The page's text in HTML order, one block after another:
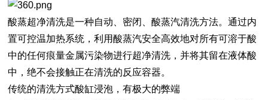
酸蒸超净清洗是一种自动、密闭、酸蒸汽清洗方法。通过内
置可控温加热系统，利用酸蒸汽安全高效地对所有可溶于酸
中的任何痕量金属污染物进行超净清洗，并将其留在液体酸
中，绝不会接触正在清洗的反应容器。
传统的清洗方式酸缸浸泡，有极大的弊端